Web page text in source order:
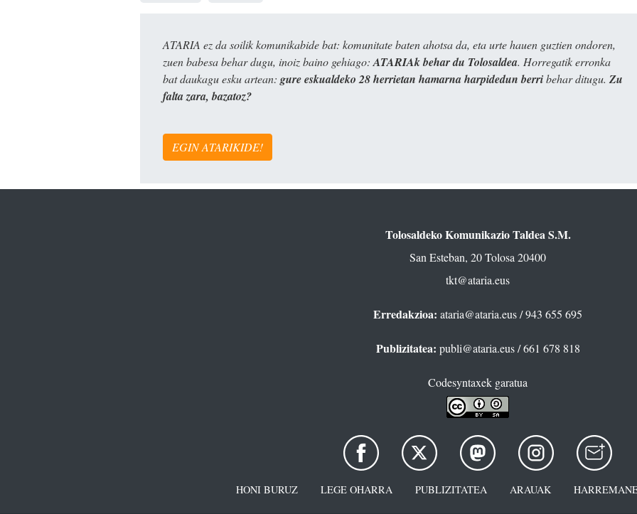
ATARIA ez da soilik komunikabide bat: komunitate baten ahotsa da, eta urte hauen guztien ondoren,
zuen babesa behar dugu, inoiz baino gehiago: ATARIAk behar du Tolosaldea. Horregatik erronka
bat daukagu esku artean: gure eskualdeko 28 herrietan hamarna harpidedun berribehar ditugu. Zu
falta zara, bazatoz?
EGIN ATARIKIDE!
Tolosaldeko Komunikazio Taldea S.M.
San Esteban, 20 Tolosa 20400
tkt@ataria.eus
Erredakzioa: ataria@ataria.eus/ 943 655 695
Publizitatea: publi@ataria.eus/ 661 678 818
Codesyntaxek garatua
HONI BURUZ LEGE OHARRA PUBLIZITATEA ARAUAK